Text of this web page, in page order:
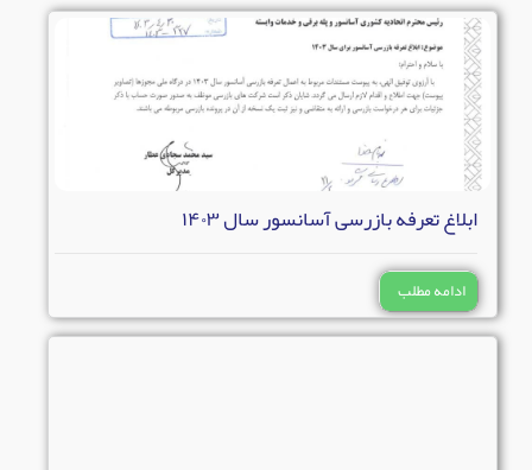
ابلاغ تعرفه بازرسی آسانسور سال ۱۴۰۳
ادامه مطلب